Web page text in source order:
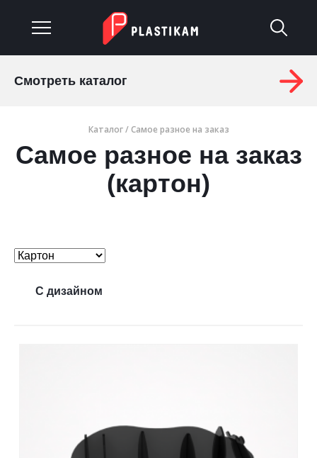
Услуги
Изделия на заказ
Оплата и доставка
Гарантия
Смотреть каталог
Каталог/Самое разное на заказ
Самое разное на заказ
(картон)
С дизайном